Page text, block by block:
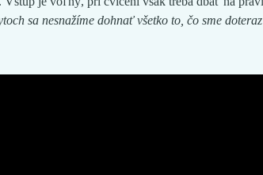
sa nesnažíme dohnať všetko to, čo sme